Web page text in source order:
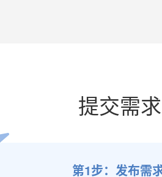
提交需
第1步：发布需